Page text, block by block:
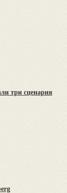
три сценария